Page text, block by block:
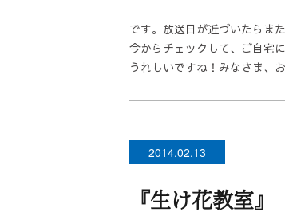
です。放送日が近づいたらま
今からチェックして、ご自宅
うれしいですね！みなさま、
2014.02.13
『生け花教室』